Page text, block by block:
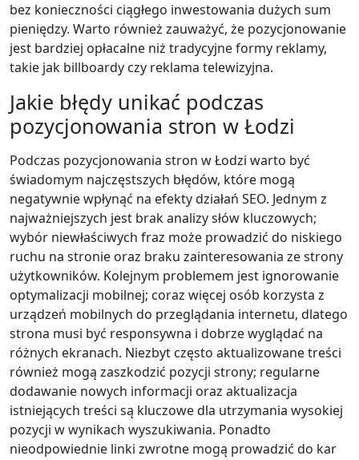
bez konieczności ciągłego inwestowania dużych sum
pieniędzy. Warto również zauważyć, że pozycjonowanie
jest bardziej opłacalne niż tradycyjne formy reklamy,
takie jak billboardy czy reklama telewizyjna.
Jakie błędy unikać podczas
pozycjonowania stron w Łodzi
Podczas pozycjonowania stron w Łodzi warto być
świadomym najczęstszych błędów, które mogą
negatywnie wpłynąć na efekty działań SEO. Jednym z
najważniejszych jest brak analizy słów kluczowych;
wybór niewłaściwych fraz może prowadzić do niskiego
ruchu na stronie oraz braku zainteresowania ze strony
użytkowników. Kolejnym problemem jest ignorowanie
optymalizacji mobilnej; coraz więcej osób korzysta z
urządzeń mobilnych do przeglądania internetu, dlatego
strona musi być responsywna i dobrze wyglądać na
różnych ekranach. Niezbyt często aktualizowane treści
również mogą zaszkodzić pozycji strony; regularne
dodawanie nowych informacji oraz aktualizacja
istniejących treści są kluczowe dla utrzymania wysokiej
pozycji w wynikach wyszukiwania. Ponadto
nieodpowiednie linki zwrotne mogą prowadzić do kar